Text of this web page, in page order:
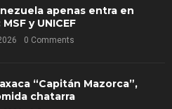
apenas entra en
y UNICEF
0 Comments
“Capitán Mazorca”,
chatarra